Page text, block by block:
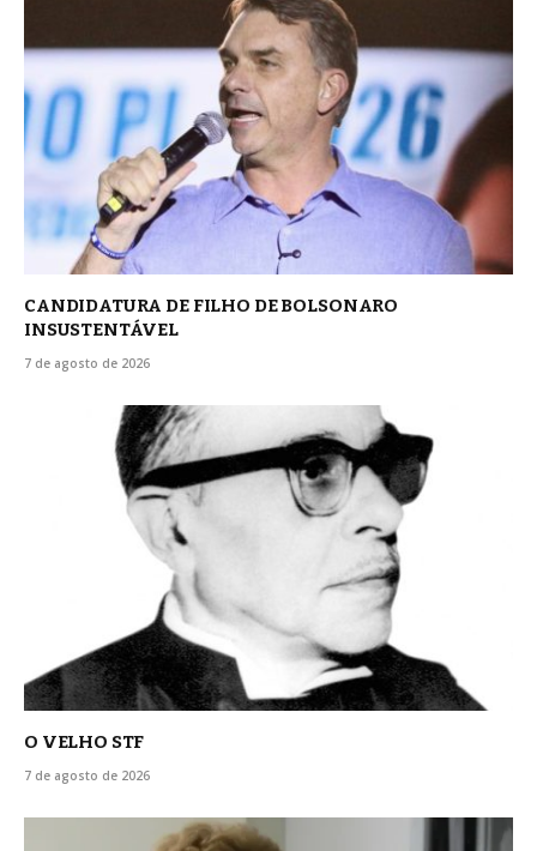
CANDIDATURA DE FILHO DE BOLSONARO
INSUSTENTÁVEL
7 de agosto de 2026
O VELHO STF
7 de agosto de 2026